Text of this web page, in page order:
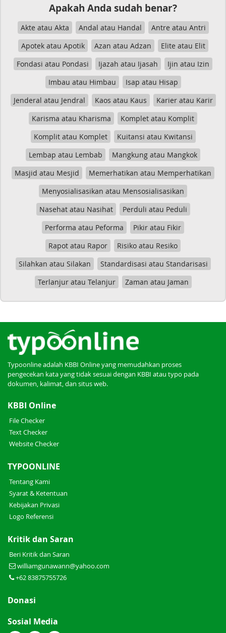
Apakah Anda sudah benar?
Akte atau Akta Andal atau Handal
Antre atau Antri
Apotek atau Apotik
Azan atau Adzan
Elite atau Elit
Fondasi atau Pondasi
Ijazah atau Ijasah
Ijin atau Izin
Imbau atau Himbau
Isap atau Hisap
Jenderal atau Jendral
Kaos atau Kaus
Karier atau Karir
Karisma atau Kharisma
Komplet atau Komplit
Komplit atau Komplet
Kuitansi atau Kwitansi
Lembap atau Lembab
Mangkung atau Mangkok
Masjid atau Mesjid
Memerhatikan atau Memperhatikan
Menyosialisasikan atau Mensosialisasikan
Nasehat atau Nasihat
Perduli atau Peduli
Performa atau Peforma
Pikir atau Fikir
Rapot atau Rapor
Risiko atau Resiko
Silahkan atau Silakan
Standardisasi atau Standarisasi
Terlanjur atau Telanjur
Zaman atau Jaman
Typoonline adalah KBBI Online yang memudahkan proses
pengecekan kata yang tidak sesuai dengan KBBI atau typo pada
dokumen, kalimat, dan situs web.
KBBI Online
File Checker
Text Checker
Website Checker
TYPOONLINE
Tentang Kami
Syarat & Ketentuan
Kebijakan Privasi
Logo Referensi
Kritik dan Saran
Beri Kritik dan Saran
williamgunawann@yahoo.com
+62 83875755726
Donasi
Sosial Media